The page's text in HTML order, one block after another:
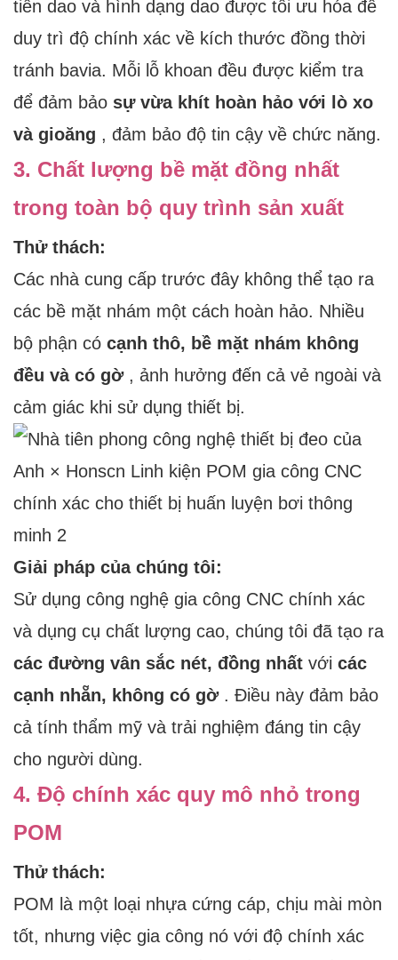
tiến dao và hình dạng dao được tối ưu hóa để
duy trì độ chính xác về kích thước đồng thời
tránh bavia. Mỗi lỗ khoan đều được kiểm tra
để đảm bảo sự vừa khít hoàn hảo với lò xo
và gioăng , đảm bảo độ tin cậy về chức năng.
3. Chất lượng bề mặt đồng nhất
trong toàn bộ quy trình sản xuất
Thử thách:
Các nhà cung cấp trước đây không thể tạo ra
các bề mặt nhám một cách hoàn hảo. Nhiều
bộ phận có cạnh thô, bề mặt nhám không
đều và có gờ, ảnh hưởng đến cả vẻ ngoài và
cảm giác khi sử dụng thiết bị.
Giải pháp của chúng tôi:
Sử dụng công nghệ gia công CNC chính xác
và dụng cụ chất lượng cao, chúng tôi đã tạo ra
các đường vân sắc nét, đồng nhất với các
cạnh nhẵn, không có gờ. Điều này đảm bảo
cả tính thẩm mỹ và trải nghiệm đáng tin cậy
cho người dùng.
4. Độ chính xác quy mô nhỏ trong
POM
Thử thách:
POM là một loại nhựa cứng cáp, chịu mài mòn
tốt, nhưng việc gia công nó với độ chính xác